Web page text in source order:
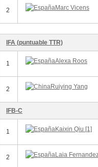
2 Marc Vicens
IFA (puntuable TTR)
1 Alexa Roos
2 Ruiying Yang
IFB-C
1 Kaixin Qiu [1]
2 Laia